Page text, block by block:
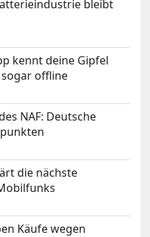
bleibt
kennt deine Gipfel
offline
NAF: Deutsche
die nächste
Käufe wegen